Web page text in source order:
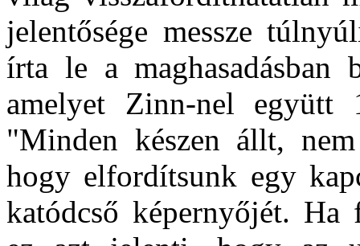
jelentősége messze
írta le a maghasadásban
amelyet Zinn-nel együtt
"Minden készen állt,
hogy elfordítsunk egy
katódcső képernyőjét.